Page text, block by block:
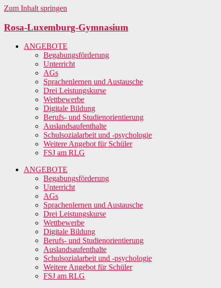
Zum Inhalt springen
Rosa-Luxemburg-Gymnasium
ANGEBOTE
Begabungsförderung
Unterricht
AGs
Sprachenlernen und Austausche
Drei Leistungskurse
Wettbewerbe
Digitale Bildung
Berufs- und Studienorientierung
Auslandsaufenthalte
Schulsozialarbeit und -psychologie
Weitere Angebot für Schüler
FSJ am RLG
ANGEBOTE
Begabungsförderung
Unterricht
AGs
Sprachenlernen und Austausche
Drei Leistungskurse
Wettbewerbe
Digitale Bildung
Berufs- und Studienorientierung
Auslandsaufenthalte
Schulsozialarbeit und -psychologie
Weitere Angebot für Schüler
FSJ am RLG